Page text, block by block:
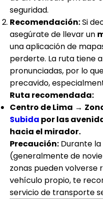
seguridad.
Recomendación:Si
asegúrate de llevar un
una aplicación de
perderte. La ruta tiene
pronunciadas, por lo
precavido,
Ruta recomendada:
Centro de Lima →
Subida por las
hacia el mirador.
Precaución: Durante
(generalmente de
zonas pueden volverse
vehículo propio, te
servicio de transporte